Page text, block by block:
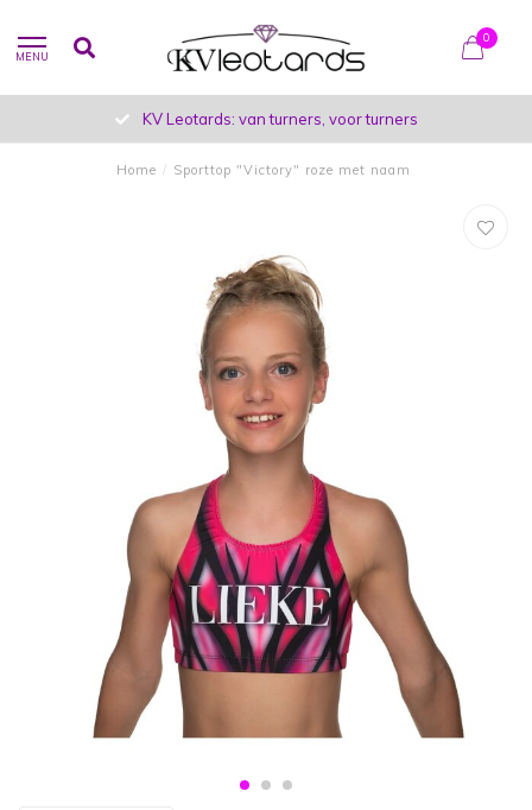
MENU
0
KV Leotards: van turners, voor turners
Home / Sporttop "Victory" roze met naam